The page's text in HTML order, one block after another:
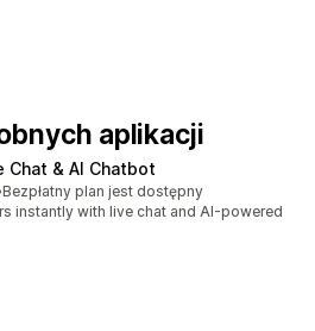
aplikacji
Chat & AI Chatbot
recenzji: 1246
Bezpłatny plan jest dostępny
instantly with live chat and AI-powered